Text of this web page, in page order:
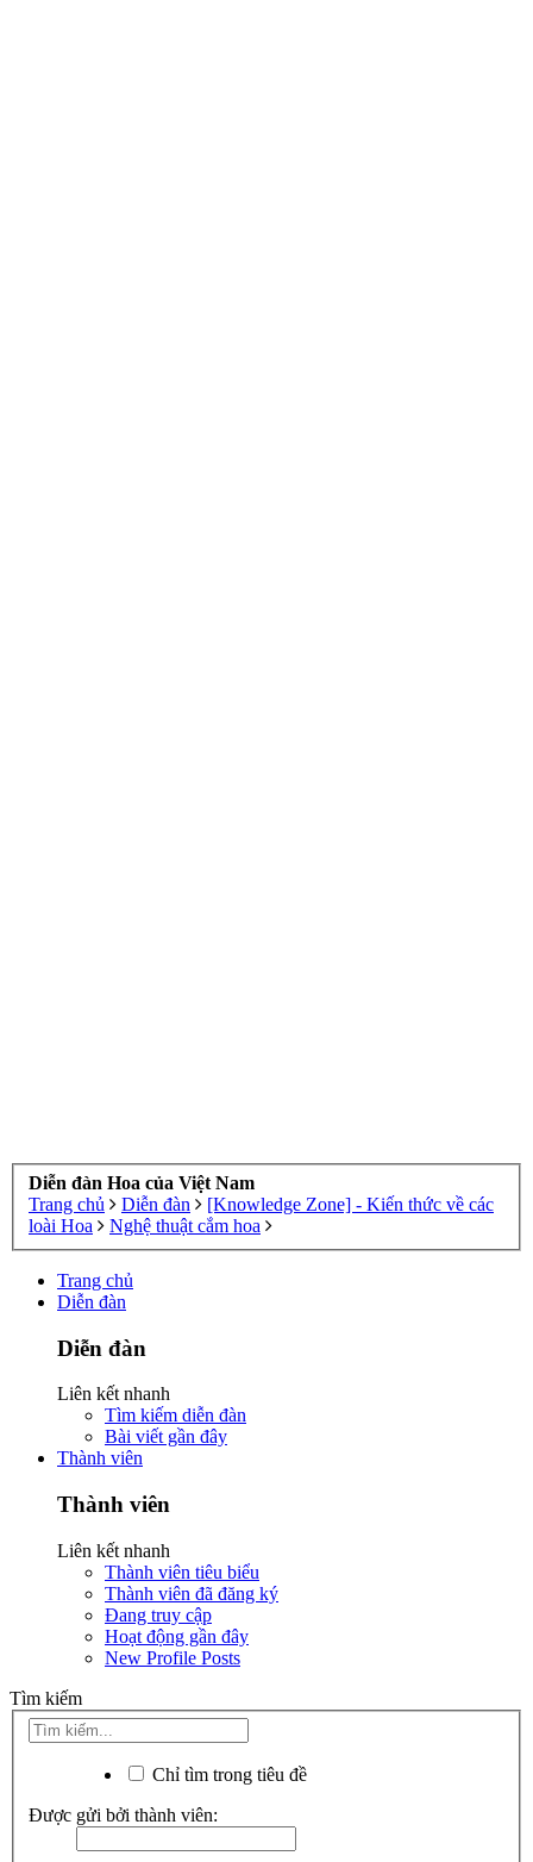
Diễn đàn Hoa của Việt Nam
Trang chủ
Diễn đàn
[Knowledge Zone] - Kiến thức về các
loài Hoa
Nghệ thuật cắm hoa
Trang chủ
Diễn đàn
Diễn đàn
Liên kết nhanh
Tìm kiếm diễn đàn
Bài viết gần đây
Thành viên
Thành viên
Liên kết nhanh
Thành viên tiêu biểu
Thành viên đã đăng ký
Đang truy cập
Hoạt động gần đây
New Profile Posts
Tìm kiếm
Chỉ tìm trong tiêu đề
Được gửi bởi thành viên: